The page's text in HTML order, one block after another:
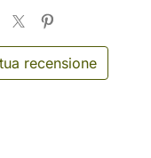
recensione